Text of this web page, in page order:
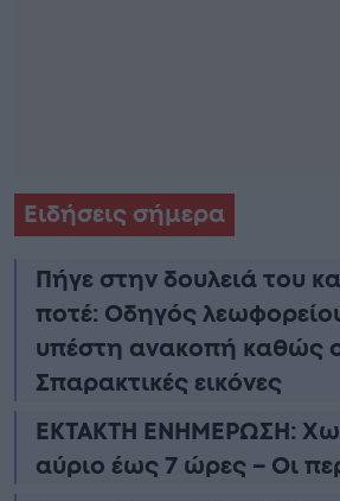
Ειδήσεις σήμερα
Πήγε στην δουλειά του
ποτέ: Οδηγός
υπέστη ανακοπή καθώς
Σπαρακτικές εικόνες
ΕΚΤΑΚΤΗ ΕΝΗΜΕΡΩΣΗ:
αύριο έως 7 ώρες – Οι